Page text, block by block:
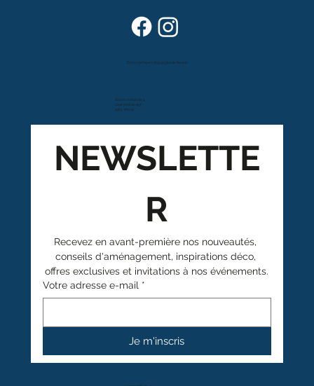
Route cantonale 4
Case postale 157
1963 Vétroz
Dans vos foyers depuis plus de 80 ans
NEWSLETTE
R
Recevez en avant-première nos nouveautés,
conseils d'aménagement, inspirations déco,
offres exclusives et invitations à nos événements.
Votre adresse e-mail *
Je m'inscris